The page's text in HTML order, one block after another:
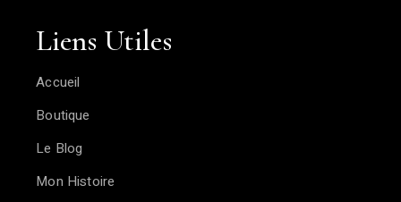
Liens Utiles
Accueil
Boutique
Le Blog
Mon Histoire